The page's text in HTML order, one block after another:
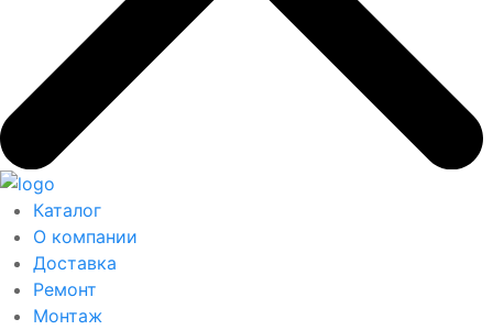
Каталог
О компании
Доставка
Ремонт
Монтаж